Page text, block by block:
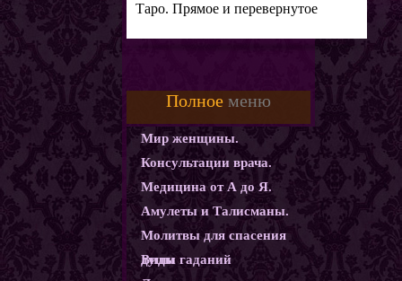
Таро. Прямое и перевернутое
Полное меню
Мир женщины.
Консультации врача.
Медицина от А до Я.
Амулеты и Талисманы.
Молитвы для спасения
души
Виды гаданий